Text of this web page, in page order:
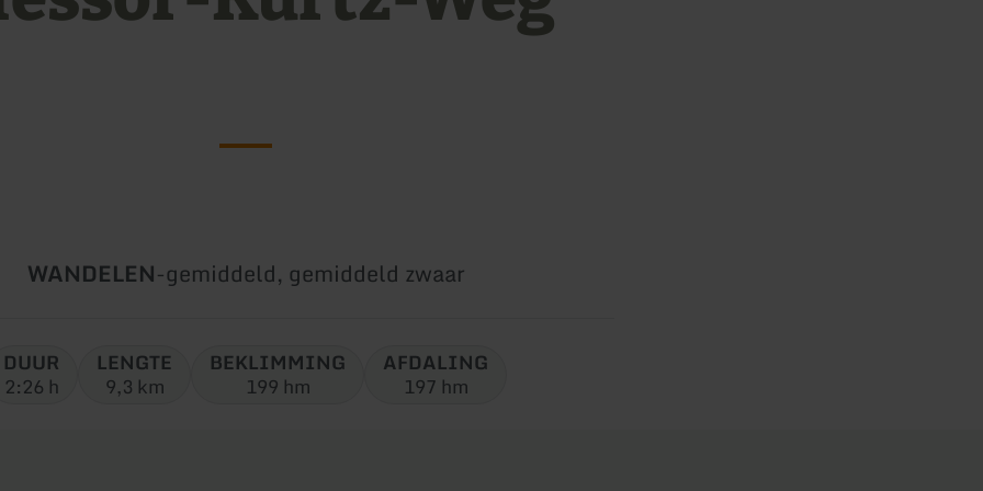
Soort
WANDELEN-Moeilijkheidsgraad:
gemiddeld, gemiddeld zwaar
DUUR
2:26 h
LENGTE
9,3 km
BEKLIMMING
199 hm
AFDALING
197 hm